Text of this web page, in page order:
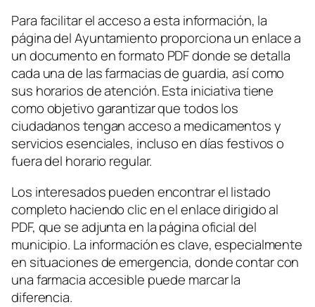
Para facilitar el acceso a esta información, la
página del Ayuntamiento proporciona un enlace a
un documento en formato PDF donde se detalla
cada una de las farmacias de guardia, así como
sus horarios de atención. Esta iniciativa tiene
como objetivo garantizar que todos los
ciudadanos tengan acceso a medicamentos y
servicios esenciales, incluso en días festivos o
fuera del horario regular.
Los interesados pueden encontrar el listado
completo haciendo clic en el enlace dirigido al
PDF, que se adjunta en la página oficial del
municipio. La información es clave, especialmente
en situaciones de emergencia, donde contar con
una farmacia accesible puede marcar la
diferencia.